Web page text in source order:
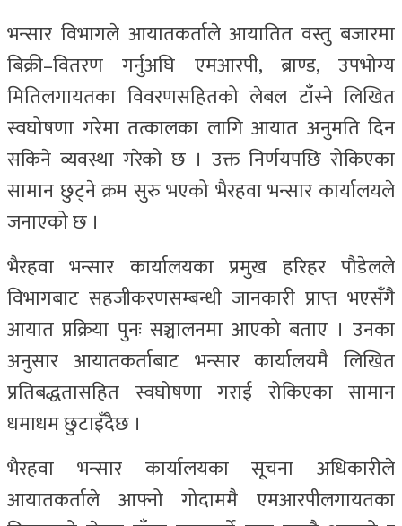
भन्सार विभागले आयातकर्ताले आयातित वस्तु बजारमा
बिक्री–वितरण गर्नुअघि एमआरपी, ब्राण्ड, उपभोग्य
मितिलगायतका विवरणसहितको लेबल टाँस्ने लिखित
स्वघोषणा गरेमा तत्कालका लागि आयात अनुमति दिन
सकिने व्यवस्था गरेको छ । उक्त निर्णयपछि रोकिएका
सामान छुट्ने क्रम सुरु भएको भैरहवा भन्सार कार्यालयले
जनाएको छ ।
भैरहवा भन्सार कार्यालयका प्रमुख हरिहर पौडेलले
विभागबाट सहजीकरणसम्बन्धी जानकारी प्राप्त भएसँगै
आयात प्रक्रिया पुनः सञ्चालनमा आएको बताए । उनका
अनुसार आयातकर्ताबाट भन्सार कार्यालयमै लिखित
प्रतिबद्धतासहित स्वघोषणा गराई रोकिएका सामान
धमाधम छुटाइँदैछ ।
भैरहवा भन्सार कार्यालयका सूचना अधिकारीले
आयातकर्ताले आफ्नो गोदाममै एमआरपीलगायतका